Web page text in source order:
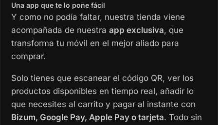
Una app que te lo pone fácil
Y como no podía faltar, nuestra tienda viene
acompañada de nuestraapp exclusiva, que
transforma tu móvil en el mejor aliado para
comprar.
Solo tienes que escanear el código QR, ver los
productos disponibles en tiempo real, añadir lo
que necesites al carrito y pagar al instante con
Bizum, Google Pay, Apple Pay o tarjeta. Todo sin